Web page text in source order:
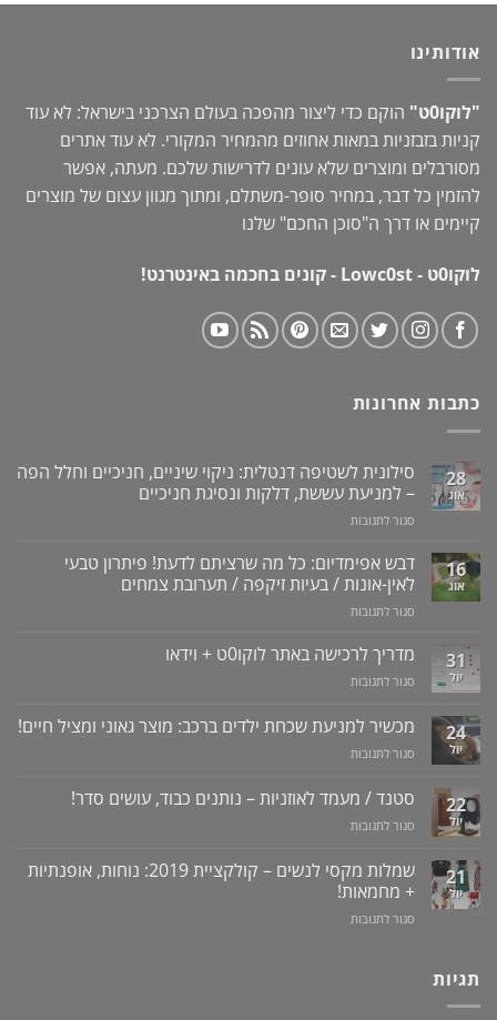
אודותינו
"לוקו0ט"
הוקם כדי ליצור מהפכה בעולם הצרכני בישראל: לא עוד
קניות בזבזניות במאות אחוזים מהמחיר המקורי. לא עוד אתרים
מסורבלים ומוצרים שלא עונים לדרישות שלכם. מעתה, אפשר
להזמין כל דבר, במחיר סופר-משתלם, ומתוך מגוון עצום של מוצרים
קיימים או דרך ה"סוכן החכם" שלנו
לוקו0ט - Lowc0st - קונים בחכמה באינטרנט!
כתבות אחרונות
28
אוג
סילונית לשטיפה דנטלית: ניקוי שיניים, חניכיים וחלל הפה
– למניעת עששת, דלקות ונסיגת חניכיים
סגור לתגובות
לשטיפה
דנטלית:
ניקוי
שיניים,
וחלל
–
עששת,
ונסיגת
16
אוג
דבש אפימדיום: כל מה שרציתם לדעת! פיתרון טבעי
לאין-אונות / בעיות זיקפה / תערובת צמחים
סגור לתגובות
אפימדיום:
כל
מה
לדעת!
טבעי
/
זיקפה
תערובת
צמחים
31
יול
מדריך לרכישה באתר לוקו0ט + וידאו
סגור לתגובות
באתר
וידאו
24
יול
מכשיר למניעת שכחת ילדים ברכב: מוצר גאוני ומציל חיים!
סגור לתגובות
שכחת
ילדים
מוצר
גאוני
ומציל
חיים!
22
יול
סטנד / מעמד לאוזניות – נותנים כבוד, עושים סדר!
סגור לתגובות
מעמד
לאוזניות
21
יול
שמלות מקסי לנשים – קולקציית 2019: נוחות, אופנתיות
+ מחמאות!
סגור לתגובות
תגיות